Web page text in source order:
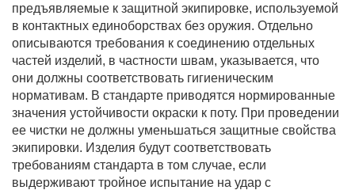
предъявляемые к защитной экипировке, используемой
в контактных единоборствах без оружия. Отдельно
описываются требования к соединению отдельных
частей изделий, в частности швам, указывается, что
они должны соответствовать гигиеническим
нормативам. В стандарте приводятся нормированные
значения устойчивости окраски к поту. При проведении
ее чистки не должны уменьшаться защитные свойства
экипировки. Изделия будут соответствовать
требованиям стандарта в том случае, если
выдерживают тройное испытание на удар с